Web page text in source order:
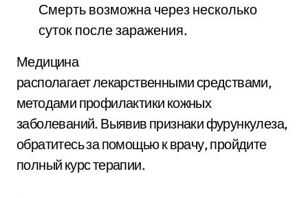
Смерть возможна через несколько
суток после заражения.
Медицина
располагает лекарственными средствами,
методами профилактики кожных
заболеваний. Выявив признаки фурункулеза,
обратитесь за помощью к врачу, пройдите
полный курс терапии.